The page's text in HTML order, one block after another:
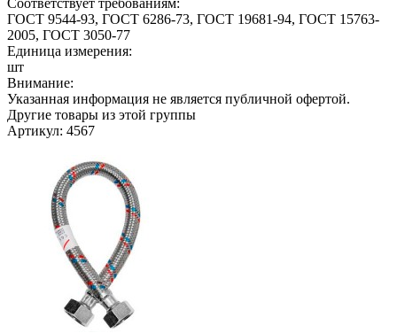
ГОСТ 9544-93, ГОСТ 6286-73, ГОСТ 19681-94, ГОСТ 15763-
2005, ГОСТ 3050-77
Единица измерения:
шт
Внимание:
Указанная информация не является публичной офертой.
Другие товары из этой группы
Артикул: 4567